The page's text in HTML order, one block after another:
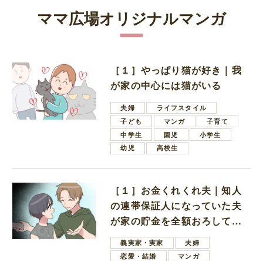
ママ広場オリジナルマンガ
［１］やっぱり猫が好き｜我
が家の中心には猫がいる
夫婦
ライフスタイル
子ども
マンガ
子育て
中学生
園児
小学生
幼児
高校生
［１］お金くれくれ夫｜知人
の連帯保証人になっていた夫
が家の貯金を全額おろしてほ
しいと言ってきた
義実家・実家
夫婦
恋愛・結婚
マンガ